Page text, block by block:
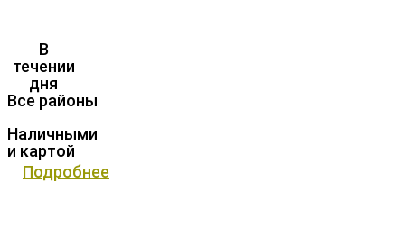
В
течении
дня
Все районы
Наличными
и картой
Подробнее